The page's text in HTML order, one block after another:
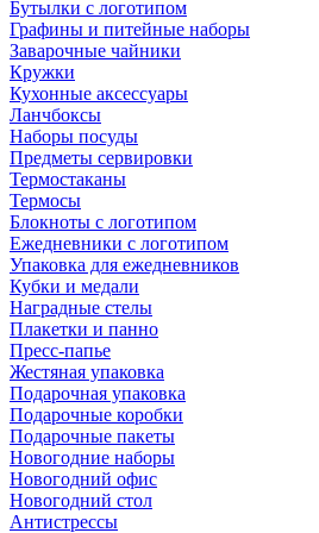
Бутылки с логотипом
Графины и питейные наборы
Заварочные чайники
Кружки
Кухонные аксессуары
Ланчбоксы
Наборы посуды
Предметы сервировки
Термостаканы
Термосы
Блокноты с логотипом
Ежедневники с логотипом
Упаковка для ежедневников
Кубки и медали
Наградные стелы
Плакетки и панно
Пресс-папье
Жестяная упаковка
Подарочная упаковка
Подарочные коробки
Подарочные пакеты
Новогодние наборы
Новогодний офис
Новогодний стол
Антистрессы